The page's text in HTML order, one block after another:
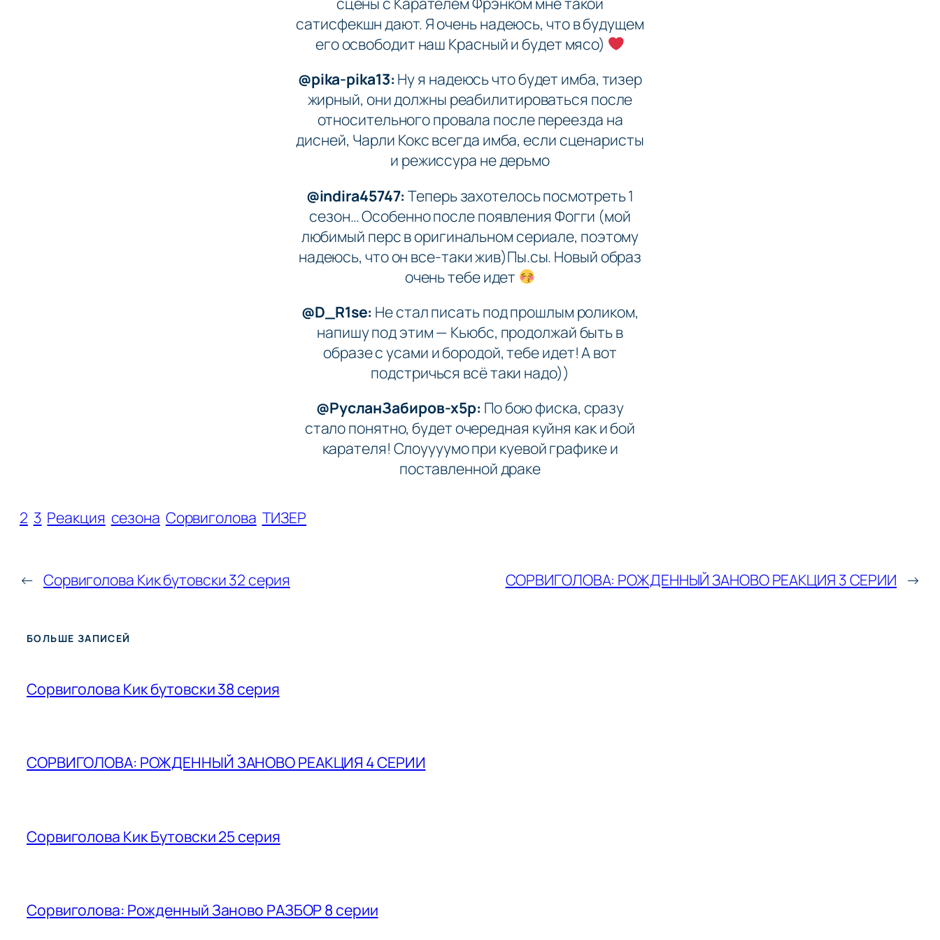
сатисфекшн дают. Я очень надеюсь, что в будущем
его освободит наш Красный и будет мясо)
@pika-pika13: Ну я надеюсь что будет имба, тизер
жирный, они должны реабилитироваться после
относительного провала после переезда на
дисней, Чарли Кокс всегда имба, если сценаристы
и режиссура не дерьмо
@indira45747: Теперь захотелось посмотреть 1
сезон… Особенно после появления Фогги (мой
любимый перс в оригинальном сериале, поэтому
надеюсь, что он все-таки жив)Пы.сы. Новый образ
очень тебе идет
@D_R1se: Не стал писать под прошлым роликом,
напишу под этим — Кьюбс, продолжай быть в
образе с усами и бородой, тебе идет! А вот
подстричься всё таки надо))
@РусланЗабиров-х5р: По бою фиска, сразу
стало понятно, будет очередная куйня как и бой
карателя! Слоуууумо при куевой графике и
поставленной драке
2 3 Реакция сезона Сорвиголова ТИЗЕР
← Сорвиголова Кик бутовски 32 серия СОРВИГОЛОВА: РОЖДЕННЫЙ ЗАНОВО РЕАКЦИЯ 3 СЕРИИ →
БОЛЬШЕ ЗАПИСЕЙ
Сорвиголова Кик бутовски 38 серия
СОРВИГОЛОВА: РОЖДЕННЫЙ ЗАНОВО РЕАКЦИЯ 4 СЕРИИ
Сорвиголова Кик Бутовски 25 серия
Сорвиголова: Рожденный Заново РАЗБОР 8 серии